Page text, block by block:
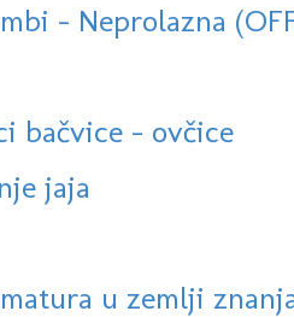
- Neprolazna
bačvice - ovčice
jaja
u zemlji